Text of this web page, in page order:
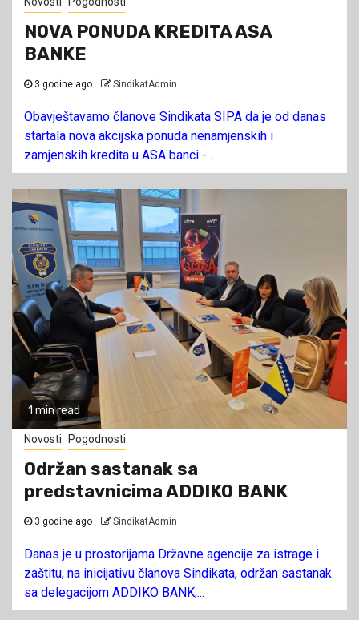
NOVA PONUDA KREDITA ASA
BANKE
3 godine ago SindikatAdmin
Obavještavamo članove Sindikata SIPA da je od danas
startala nova akcijska ponuda nenamjenskih i
zamjenskih kredita u ASA banci -...
1 min read
Novosti Pogodnosti
Održan sastanak sa
predstavnicima ADDIKO BANK
3 godine ago SindikatAdmin
Danas je u prostorijama Državne agencije za istrage i
zaštitu, na inicijativu članova Sindikata, održan sastanak
sa delegacijom ADDIKO BANK,...